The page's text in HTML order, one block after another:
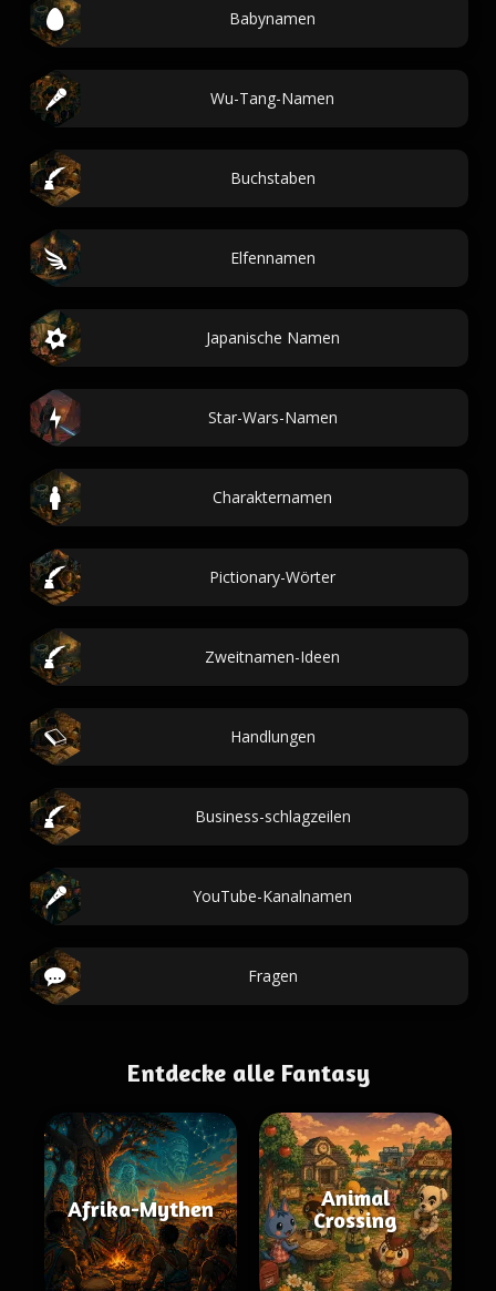
Babynamen
Wu-Tang-Namen
Buchstaben
Elfennamen
Japanische Namen
Star-Wars-Namen
Charakternamen
Pictionary-Wörter
Zweitnamen-Ideen
Handlungen
Business-schlagzeilen
YouTube-Kanalnamen
Fragen
Entdecke alle Fantasy
Afrika-Mythen
Animal
Crossing